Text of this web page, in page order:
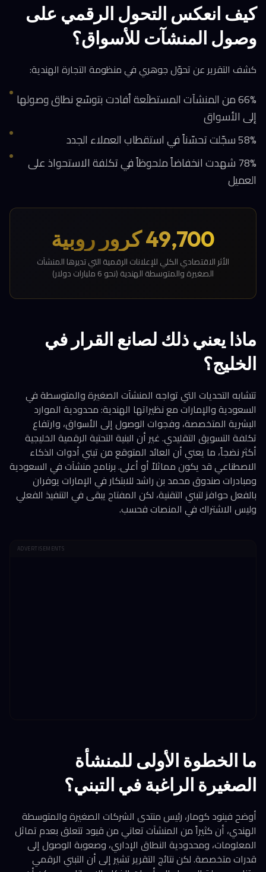
كيف انعكس التحول الرقمي على
وصول المنشآت للأسواق؟
كشف التقرير عن تحوّل جوهري في منظومة التجارة الهندية:
66% من المنشآت المستطلَعة أفادت بتوسّع نطاق وصولها
إلى الأسواق
58% سجّلت تحسّناً في استقطاب العملاء الجدد
78% شهدت انخفاضاً ملحوظاً في تكلفة الاستحواذ على
العميل
49,700 كرور روبية
الأثر الاقتصادي الكلي للإعلانات الرقمية التي تديرها المنشآت
الصغيرة والمتوسطة الهندية (نحو 6 مليارات دولار)
ماذا يعني ذلك لصانع القرار في
الخليج؟
تتشابه التحديات التي تواجه المنشآت الصغيرة والمتوسطة في
السعودية والإمارات مع نظيراتها الهندية: محدودية الموارد
البشرية المتخصصة، وفجوات الوصول إلى الأسواق، وارتفاع
تكلفة التسويق التقليدي. غير أن البنية التحتية الرقمية الخليجية
أكثر نضجاً، ما يعني أن العائد المتوقع من تبني أدوات الذكاء
الاصطناعي قد يكون مماثلاً أو أعلى. برنامج منشآت في السعودية
ومبادرات صندوق محمد بن راشد للابتكار في الإمارات يوفران
بالفعل حوافز لتبني التقنية، لكن المفتاح يبقى في التنفيذ الفعلي
وليس الاشتراك في المنصات فحسب.
ADVERTISEMENTS
ما الخطوة الأولى للمنشأة
الصغيرة الراغبة في التبني؟
أوضح فينود كومار، رئيس منتدى الشركات الصغيرة والمتوسطة
الهندي، أن كثيراً من المنشآت تعاني من قيود تتعلق بعدم تماثل
المعلومات، ومحدودية النطاق الإداري، وصعوبة الوصول إلى
قدرات متخصصة. لكن نتائج التقرير تشير إلى أن التبني الرقمي